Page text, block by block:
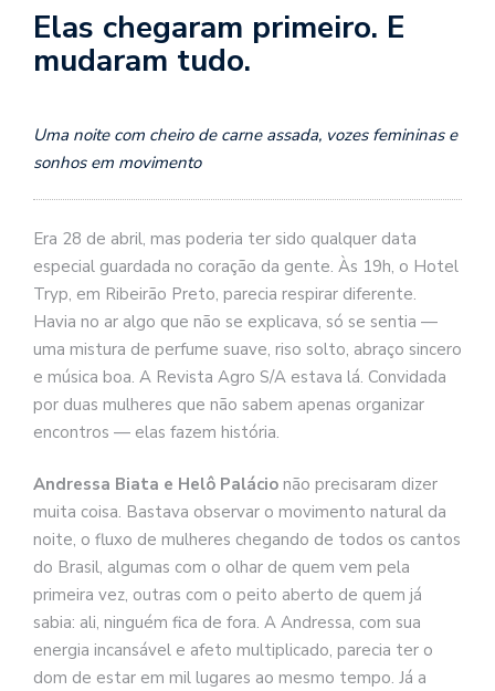
Elas chegaram primeiro. E
mudaram tudo.
Uma noite com cheiro de carne assada, vozes femininas e
sonhos em movimento
Era 28 de abril, mas poderia ter sido qualquer data
especial guardada no coração da gente. Às 19h, o Hotel
Tryp, em Ribeirão Preto, parecia respirar diferente.
Havia no ar algo que não se explicava, só se sentia —
uma mistura de perfume suave, riso solto, abraço sincero
e música boa. A Revista Agro S/A estava lá. Convidada
por duas mulheres que não sabem apenas organizar
encontros — elas fazem história.
Andressa Biata e Helô Palácio não precisaram dizer
muita coisa. Bastava observar o movimento natural da
noite, o fluxo de mulheres chegando de todos os cantos
do Brasil, algumas com o olhar de quem vem pela
primeira vez, outras com o peito aberto de quem já
sabia: ali, ninguém fica de fora. A Andressa, com sua
energia incansável e afeto multiplicado, parecia ter o
dom de estar em mil lugares ao mesmo tempo. Já a